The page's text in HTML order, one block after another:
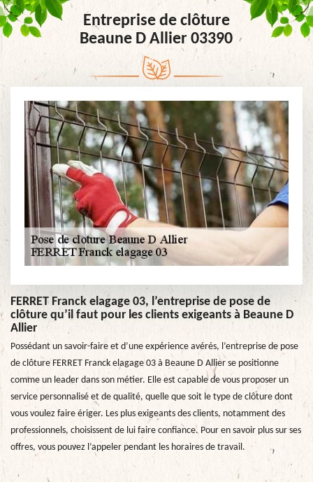
Entreprise de clôture
Beaune D Allier 03390
FERRET Franck elagage 03, l’entreprise de pose de
clôture qu’il faut pour les clients exigeants à Beaune D
Allier
Possédant un savoir-faire et d’une expérience avérés, l’entreprise de pose
de clôture FERRET Franck elagage 03 à Beaune D Allier se positionne
comme un leader dans son métier. Elle est capable de vous proposer un
service personnalisé et de qualité, quelle que soit le type de clôture dont
vous voulez faire ériger. Les plus exigeants des clients, notamment des
professionnels, choisissent de lui faire confiance. Pour en savoir plus sur ses
offres, vous pouvez l’appeler pendant les horaires de travail.